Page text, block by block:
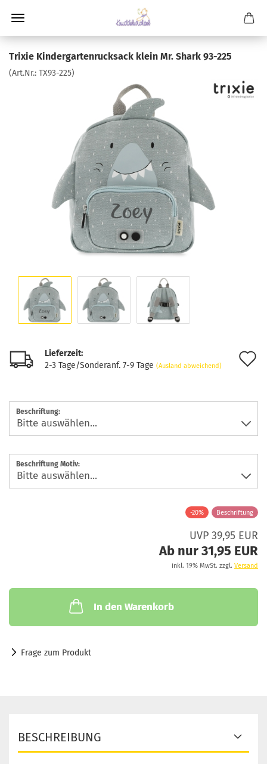
Trixie Kindergartenrucksack klein Mr. Shark 93-225
(Art.Nr.: TX93-225)
Lieferzeit:
2-3 Tage/Sonderanf. 7-9 Tage (Ausland abweichend)
Beschriftung:
Beschriftung Motiv:
-20% Beschriftung
UVP 39,95 EUR
Ab nur 31,95 EUR
inkl. 19% MwSt. zzgl. Versand
In den Warenkorb
Frage zum Produkt
BESCHREIBUNG